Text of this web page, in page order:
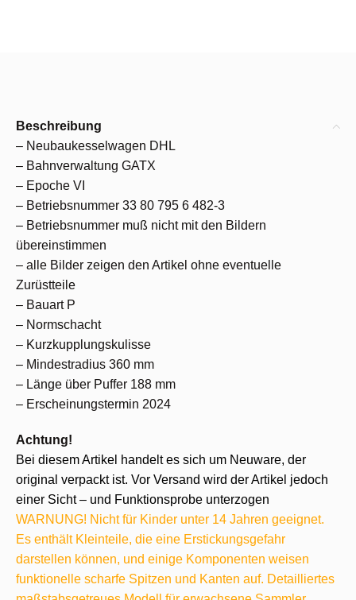
Beschreibung
– Neubaukesselwagen DHL
– Bahnverwaltung GATX
– Epoche VI
– Betriebsnummer 33 80 795 6 482-3
– Betriebsnummer muß nicht mit den Bildern
übereinstimmen
– alle Bilder zeigen den Artikel ohne eventuelle
Zurüstteile
– Bauart P
– Normschacht
– Kurzkupplungskulisse
– Mindestradius 360 mm
– Länge über Puffer 188 mm
– Erscheinungstermin 2024
Achtung!
Bei diesem Artikel handelt es sich um Neuware, der
original verpackt ist. Vor Versand wird der Artikel jedoch
einer Sicht – und Funktionsprobe unterzogen
WARNUNG! Nicht für Kinder unter 14 Jahren geeignet.
Es enthält Kleinteile, die eine Erstickungsgefahr
darstellen können, und einige Komponenten weisen
funktionelle scharfe Spitzen und Kanten auf. Detailliertes